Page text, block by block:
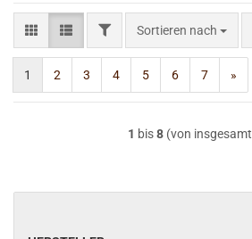
FILTERSortieren nach
Sortieren nach
1 2 3 4 5 6 7 »
1 bis8(von insgesamt